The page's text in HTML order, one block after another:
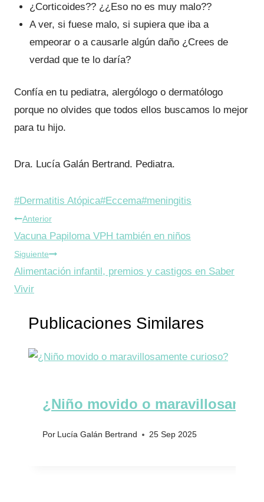
¿Corticoides?? ¿¿Eso no es muy malo??
A ver, si fuese malo, si supiera que iba a
empeorar o a causarle algún daño ¿Crees de
verdad que te lo daría?
Confía en tu pediatra, alergólogo o dermatólogo
porque no olvides que todos ellos buscamos lo mejor
para tu hijo.
Dra. Lucía Galán Bertrand. Pediatra.
Etiquetas
de
la
entrada:
#Dermatitis Atópica#Eccema#meningitis
Navegación
de
entradas
Anterior
Vacuna Papiloma VPH también en niños
Siguiente
Alimentación infantil, premios y castigos en Saber
Vivir
Publicaciones Similares
¿Niño movido o
Por Lucía Galán Bertrand 25 Sep 2025